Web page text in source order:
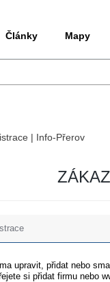
Články Mapy
| Info-Přerov
upravit, přidat nebo
si přidat firmu nebo